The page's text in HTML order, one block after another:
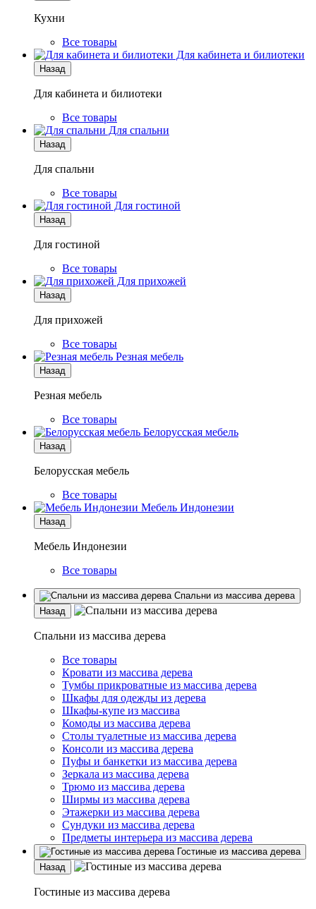
Кухни
Все товары
Для кабинета и билиотеки
Назад
Для кабинета и билиотеки
Все товары
Для спальни
Назад
Для спальни
Все товары
Для гостиной
Назад
Для гостиной
Все товары
Для прихожей
Назад
Для прихожей
Все товары
Резная мебель
Назад
Резная мебель
Все товары
Белорусская мебель
Назад
Белорусская мебель
Все товары
Мебель Индонезии
Назад
Мебель Индонезии
Все товары
Спальни из массива дерева
Назад
Спальни из массива дерева
Все товары
Кровати из массива дерева
Тумбы прикроватные из массива дерева
Шкафы для одежды из дерева
Шкафы-купе из массива
Комоды из массива дерева
Столы туалетные из массива дерева
Консоли из массива дерева
Пуфы и банкетки из массива дерева
Зеркала из массива дерева
Трюмо из массива дерева
Ширмы из массива дерева
Этажерки из массива дерева
Сундуки из массива дерева
Предметы интерьера из массива дерева
Гостиные из массива дерева
Назад
Гостиные из массива дерева